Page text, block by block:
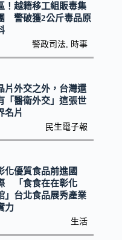
！越籍移工組販毒集
警破獲2公斤毒品原
警政司法 時事
片外交之外，台灣還
「醫衛外交」這張世
名片
民生電子報
化優質食品前進國
「食食在在彰化
」台北食品展秀產業
力
生活